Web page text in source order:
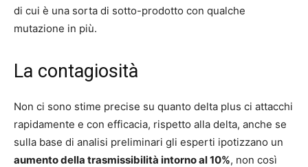
di cui è una sorta di sotto-prodotto con qualche
mutazione in più.
La contagiosità
Non ci sono stime precise su quanto delta plus ci attacchi
rapidamente e con efficacia, rispetto alla delta, anche se
sulla base di analisi preliminari gli esperti ipotizzano un
aumento della trasmissibilità intorno al 10%, non così